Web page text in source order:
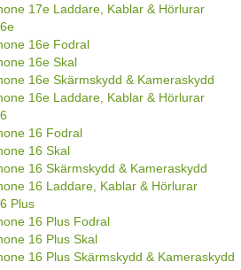
17e Laddare, Kablar & Hörlurar
16e Fodral
16e Skal
16e Skärmskydd & Kameraskydd
16e Laddare, Kablar & Hörlurar
16 Fodral
16 Skal
16 Skärmskydd & Kameraskydd
16 Laddare, Kablar & Hörlurar
Plus
16 Plus Fodral
16 Plus Skal
16 Plus Skärmskydd & Kameraskydd